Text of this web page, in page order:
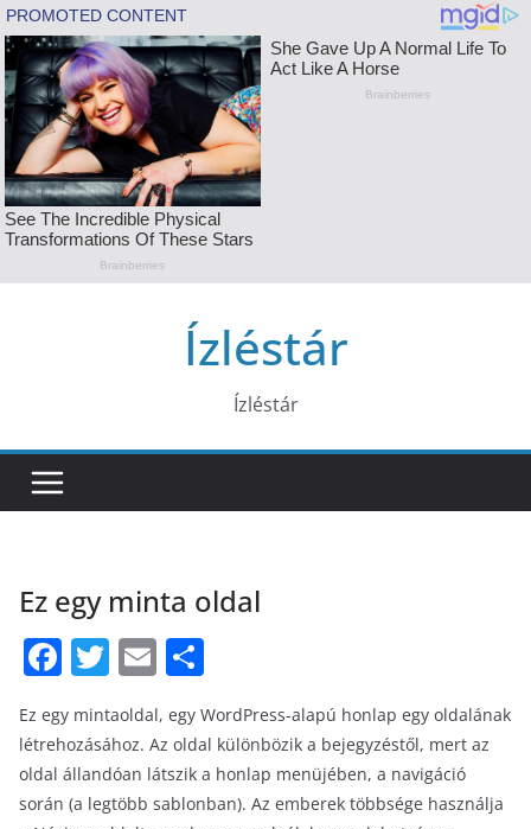
Ízléstár
Ízléstár
Ez egy minta oldal
F
c
e
b
T
w
itt
er
E
m
ai
l
ar
e
Ez egy mintaoldal, egy WordPress-alapú honlap egy oldalának
létrehozásához. Az oldal különbözik a bejegyzéstől, mert az
oldal állandóan látszik a honlap menüjében, a navigáció
során (a legtöbb sablonban). Az emberek többsége használja